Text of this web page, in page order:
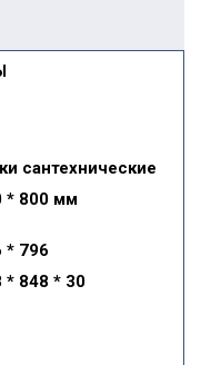
сантехнические
* 800 мм
* 796
* 848 * 30